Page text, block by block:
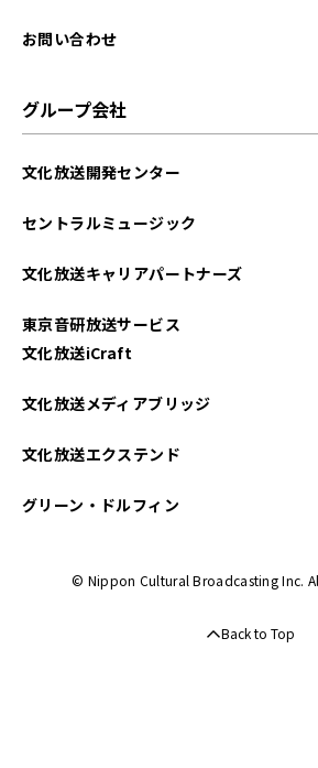
2025年04月
2024年11月
2024年10月
2024年09月
お問い合わせ
グループ会社
文化放送開発センター
セントラルミュージック
文化放送キャリアパートナーズ
東京音研放送サービス
文化放送iCraft
文化放送メディアブリッジ
文化放送エクステンド
グリーン・ドルフィン
© Nippon Cultural Broadcasting Inc.
Back to Top